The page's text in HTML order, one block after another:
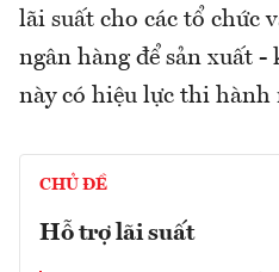
lãi suất cho các tổ chức
ngân hàng để sản xuất
này có hiệu lực thi hành
CHỦ ĐỀ
Hỗ trợ lãi suất